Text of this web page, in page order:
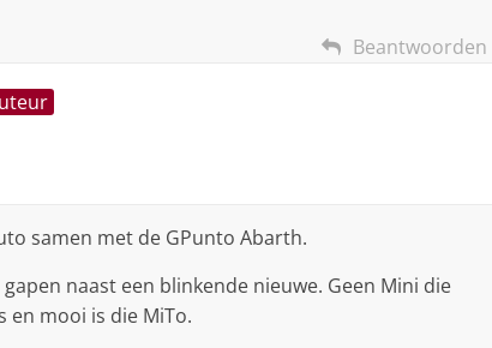
Beantwoorden
samen met de GPunto Abarth.
naast een blinkende nieuwe. Geen Mini die
en mooi is die MiTo.